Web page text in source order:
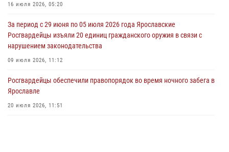
30 июля 2026, 11:51
В региональном управлении Росгвардии состоялся молебен,
приуроченный к празднику Крещения Руси
28 июля 2026, 14:56
16 июля 2026, 05:20
За период с 29 июня по 05 июля 2026 года Ярославские
Росгвардейцы изъяли 20 единиц гражданского оружия в связи с
нарушением законодательства
09 июля 2026, 11:12
Росгвардейцы обеспечили правопорядок во время ночного забега в
Ярославле
20 июля 2026, 11:51